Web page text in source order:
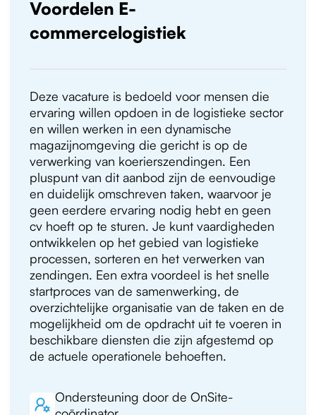
Voordelen E-
commercelogistiek
Deze vacature is bedoeld voor mensen die
ervaring willen opdoen in de logistieke sector
en willen werken in een dynamische
magazijnomgeving die gericht is op de
verwerking van koerierszendingen. Een
pluspunt van dit aanbod zijn de eenvoudige
en duidelijk omschreven taken, waarvoor je
geen eerdere ervaring nodig hebt en geen
cv hoeft op te sturen. Je kunt vaardigheden
ontwikkelen op het gebied van logistieke
processen, sorteren en het verwerken van
zendingen. Een extra voordeel is het snelle
startproces van de samenwerking, de
overzichtelijke organisatie van de taken en de
mogelijkheid om de opdracht uit te voeren in
beschikbare diensten die zijn afgestemd op
de actuele operationele behoeften.
Ondersteuning door de OnSite-